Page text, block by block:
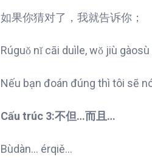
如果你猜对了，我就告诉你；
Rúguǒ nǐ cāi duìle, wǒ jiù gàosù
Nếu bạn đoán đúng thì tôi sẽ
Cấu trúc 3:不但…而且…
Bùdàn… érqiě…